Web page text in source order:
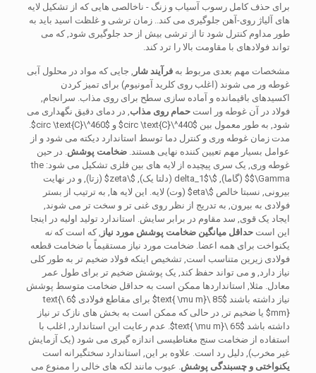
برای حذف کامل رسوب آسیاب و زنگ - ناخالصی هایی که از تشکیل لایه
های آلیاژ روی-آهن جلوگیری می کند.. زمان ترشی و غلظت اسید باید به
طور مداوم کنترل شود تا از ترشی بیش از حد جلوگیری شود, که می
تواند فولادهای با مقاومت بالا را ترد کند.
مشخصات مهم بعدی مربوط به فرآیند شار
, جایی که مواد در محلول آبی
غوطه ور می شوند (اغلب روی کلرید آمونیوم) برای تمیز کردن
اکسیدهای باقیمانده و آماده سازی سطح برای روی مذاب. سرانجام,
فولاد در آن غوطه ور است حمام روی مذاب , در دمای دقیق نگهداری می
شود, به طور معمول بین $440^\circ \text{C}$ و $460^\circ \text{C}$
.
مدت زمان غوطه وری و کنترل دما توسط استاندارد دیکته می شود و از
عوامل بسیار مهم تعیین کننده نهایی هستند. ضخامت پوشش . در حین
غوطه وری, یک سری پیچیده از لایه های بین فلزی تشکیل می شود: the
$\Gamma$ (گاما), $\delta_1$ (دلتا یک), $\zeta$
(زتا), و در نهایت
بیرونی, نسبتا خالص $\eta$
(وت) لایه. این لایه ها, به ترتیب از بستر
فولادی به بیرون, به تدریج از نظر روی غنی تر و سخت تر می شوند,
ایجاد یک قوی, سد مقاوم در برابر سایش. استاندارد تولید اولیه در اینجا
این است حداقل میانگین ضخامت پوشش مورد نیاز , که است که نه
یکنواخت برای همه اعضا. ضخامت مورد نیاز مستقیماً با ضخامت قطعه
فولادی زیرین متناسب است, تشخیص اینکه فولاد ضخیم تر به طور کلی
نیاز دارد, و می تواند حفظ کند, یک پوشش ضخیم تر برای طول عمر
معادل. مثلا, استانداردها ممکن است به حداقل ضخامت متوسط ​​پوشش
نیاز داشته باشند $85 \text{ \mu m}$ برای مقاطع فولادی
$6 \text{
mm}$ یا ضخیم تر, در حالی که ممکن است به بخش های نازک تر نیاز
داشته باشد $65 \text{ \mu m}$
. عدم رعایت این استاندارد, اغلب با
استفاده از ضخامت سنج مغناطیسی اندازه گیری می شود (یک آزمایش
غیر مخرب), دلیل رد است. علاوه بر این, استاندارد سختگیرانه است
یکنواختی و چسبندگی پوشش . عیوب مانند لکه های خالی را ممنوع می